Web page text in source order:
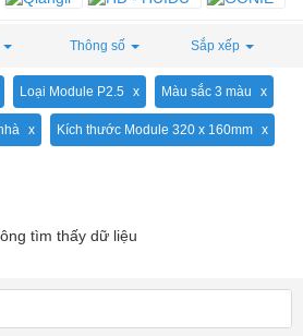
Thông số Sắp xếp
Loại Module P2.5 Màu sắc 3 màu
Kích thước Module 320 x 160mm
tìm thấy dữ liệu